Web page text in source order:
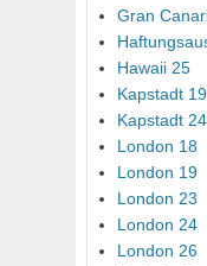
Gran
Hawaii 25
Kapstadt 19
Kapstadt 24
London 18
London 19
London 23
London 24
London 26